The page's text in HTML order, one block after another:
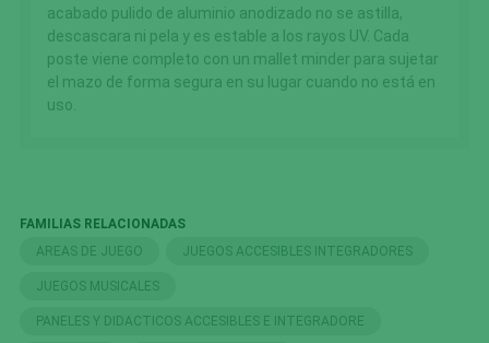
acabado pulido de aluminio anodizado no se astilla,
descascara ni pela y es estable a los rayos UV. Cada
poste viene completo con un mallet minder para sujetar
el mazo de forma segura en su lugar cuando no está en
uso.
FAMILIAS RELACIONADAS
AREAS DE JUEGO
JUEGOS ACCESIBLES INTEGRADORES
JUEGOS MUSICALES
PANELES Y DIDACTICOS ACCESIBLES E INTEGRADORE